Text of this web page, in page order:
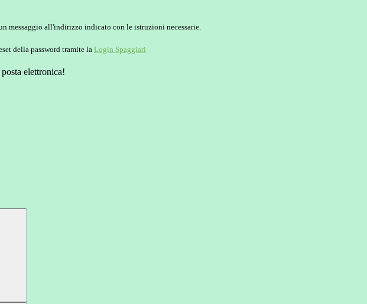
messaggio all'indirizzo indicato con le istruzioni necessarie.
della password tramite la Login Spaggiari
elettronica!